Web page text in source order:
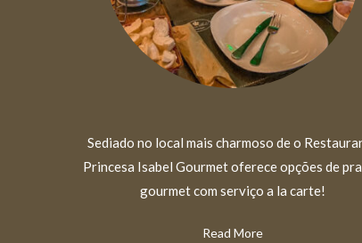
Sediado no local mais charmoso de o
Princesa Isabel Gourmet oferece opções de
gourmet com serviço a la carte!
Read More